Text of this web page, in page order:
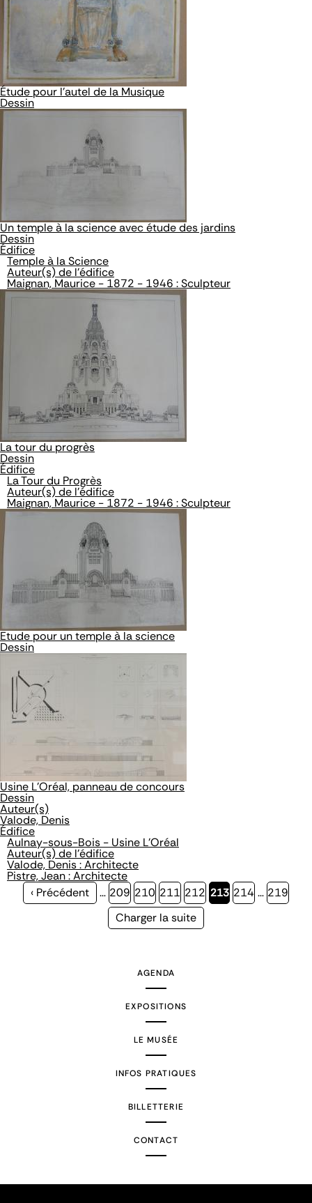
Étude pour l'autel de la Musique
Dessin
Un temple à la science avec étude des jardins
Dessin
Édifice
Temple à la Science
Auteur(s) de l'édifice
Maignan, Maurice - 1872 - 1946 : Sculpteur
La tour du progrès
Dessin
Édifice
La Tour du Progrès
Auteur(s) de l'édifice
Maignan, Maurice - 1872 - 1946 : Sculpteur
Etude pour un temple à la science
Dessin
Usine L'Oréal, panneau de concours
Dessin
Auteur(s)
Valode, Denis
Édifice
Aulnay-sous-Bois - Usine L'Oréal
Auteur(s) de l'édifice
Valode, Denis : Architecte
Pistre, Jean : Architecte
Page
‹ Précédent … Page
209 Page
210 Page
211 Page
212 Page
213 Page
214 … Page
219
Page
Charger la suite
AGENDA
EXPOSITIONS
LE MUSÉE
INFOS PRATIQUES
BILLETTERIE
CONTACT